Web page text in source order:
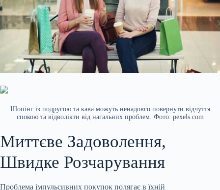
Шопінг із подругою та кава можуть ненадовго повернути відчуття
спокою та відволікти від нагальних проблем. Фото: pexels.com
Миттєве Задоволення,
Швидке Розчарування
Проблема імпульсивних покупок полягає в їхній